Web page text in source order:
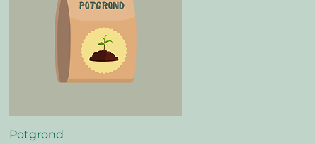
Potgrond